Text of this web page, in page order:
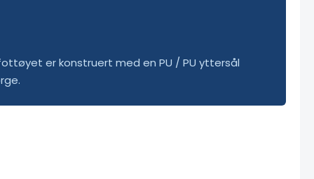
er konstruert med en PU / PU yttersål